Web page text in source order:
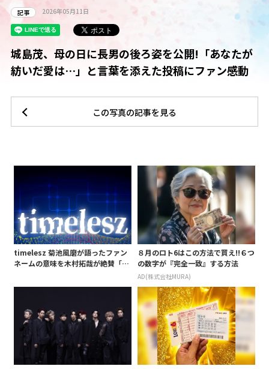
記事 2026年05月11日
城島茂、母の日に長男の後ろ姿を公開!「あなたが
紡いだ愛は…」と言葉を添えた投稿にファン感動
この写真の記事を見る
timelesz 菊池風磨が語ったファン
ネームの意味を木村拓哉が絶賛「考
８月のロト6はこの方法で買え!!６つ
の数字が『完全一致』する方法
AD(株式会社MURA)